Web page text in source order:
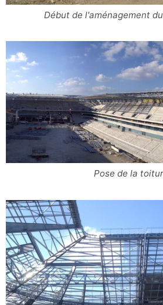
Début de l'aménagement
Pose de la